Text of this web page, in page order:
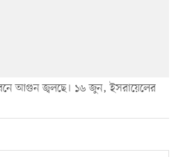
আগুন জ্বলছে। ১৬ জুন, ইসরায়েলের